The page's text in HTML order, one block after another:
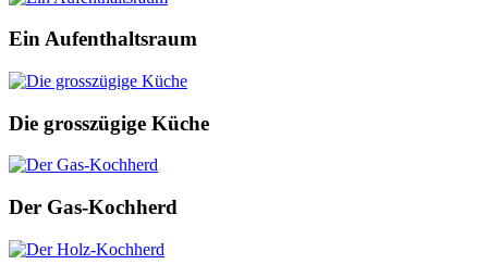
Ein Aufenthaltsraum
Die grosszügige Küche
Der Gas-Kochherd